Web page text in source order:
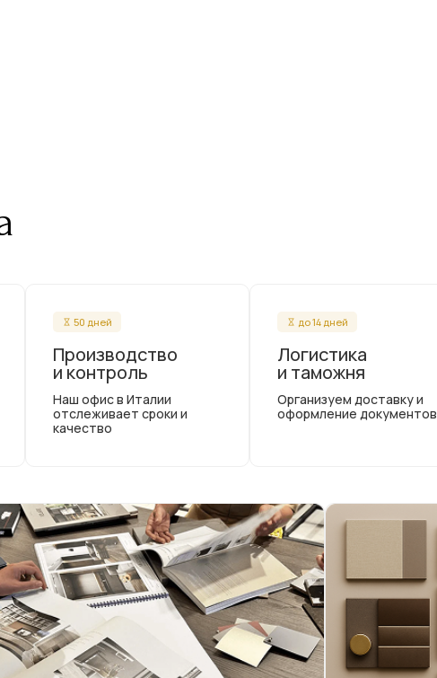
50 дней
Производство
и контроль
Наш офис в Италии
отслеживает сроки и
качество
до 14 дней
Логистика
и таможня
Организуем доставку и
оформление документов